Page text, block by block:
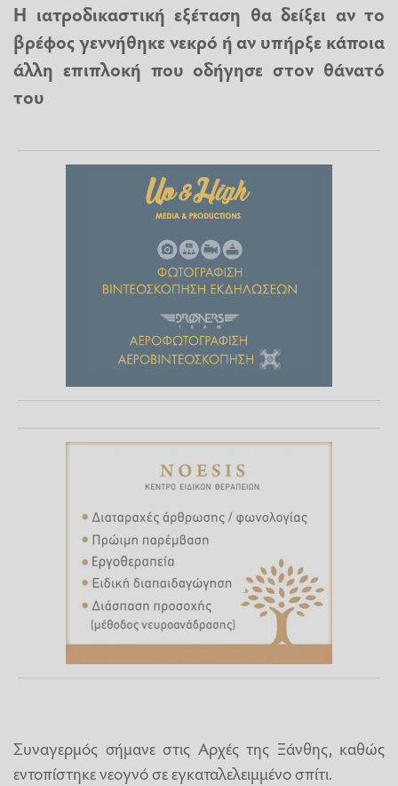
Η ιατροδικαστική εξέταση θα δείξει αν το
βρέφος γεννήθηκε νεκρό ή αν υπήρξε κάποια
άλλη επιπλοκή που οδήγησε στον θάνατό
του
Συναγερμός σήμανε στις Αρχές της Ξάνθης, καθώς
εντοπίστηκε νεογνό σε εγκαταλελειμμένο σπίτι.